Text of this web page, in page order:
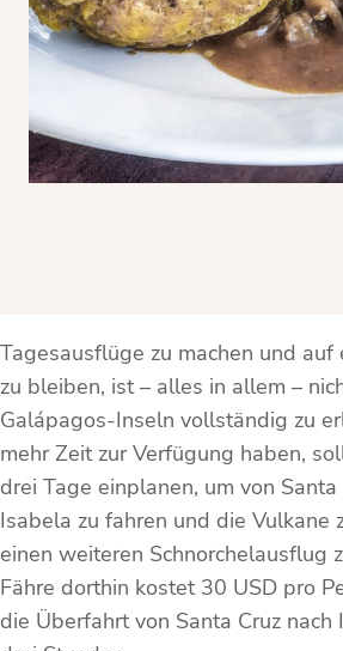
Tagesausflüge zu machen und auf
zu bleiben, ist – alles in allem –
Galápagos-Inseln vollständig zu
mehr Zeit zur Verfügung haben,
drei Tage einplanen, um von Santa
Isabela zu fahren und die Vulkane
einen weiteren Schnorchelausflug
Fähre dorthin kostet 30 USD pro
die Überfahrt von Santa Cruz